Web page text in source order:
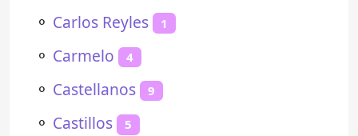
⚬ Carlos Reyles 1
⚬ Carmelo 4
⚬ Castellanos 9
⚬ Castillos 5